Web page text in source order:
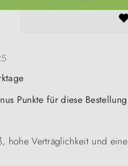
Punkte für diese Bestellung
hohe Verträglichkeit und eine